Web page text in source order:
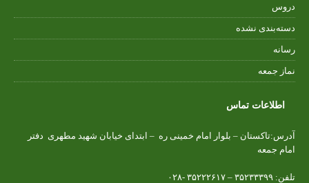
دروس
دسته‌بندی نشده
رسانه
نماز جمعه
اطلاعات تماس
آدرس:تاکستان – بلوار امام خمینی ره – ابتدای خیابان شهید مطهری دفتر
امام جمعه
تلفن: ۳۵۲۳۳۳۹۹ – ۳۵۲۲۲۶۱۷ -۰۲۸